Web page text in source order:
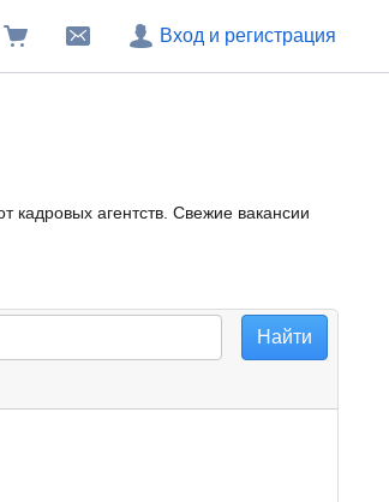
Вход и регистрация
агентств. Свежие вакансии